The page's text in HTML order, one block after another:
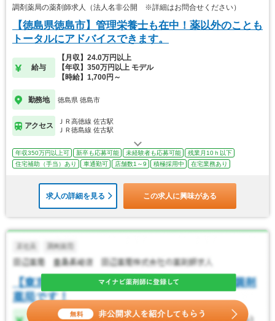
調剤薬局の薬剤師求人（法人名非公開 ※詳細はお問合せください）
【徳島県徳島市】管理栄養士も在中！薬以外のことも
トータルにアドバイスできます。
給与
【月収】24.0万円以上
【年収】350万円以上 モデル
【時給】1,700円～
勤務地 徳島県 徳島市
アクセス
ＪＲ高徳線 佐古駅
ＪＲ徳島線 佐古駅
年収350万円以上可 新卒も応募可能 未経験者も応募可能
残業月10ｈ以下
住宅補助（手当）あり
車通勤可 店舗数1～9 積極採用中 在宅業務あり
求人の詳細を見る この求人に興味がある